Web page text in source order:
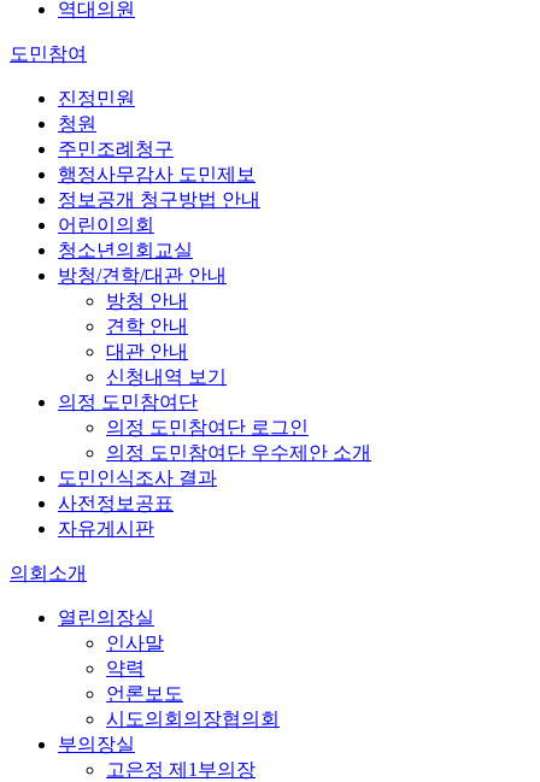
역대의원
도민참여
진정민원
청원
주민조례청구
행정사무감사 도민제보
정보공개 청구방법 안내
어린이의회
청소년의회교실
방청/견학/대관 안내
방청 안내
견학 안내
대관 안내
신청내역 보기
의정 도민참여단
의정 도민참여단 로그인
의정 도민참여단 우수제안 소개
도민인식조사 결과
사전정보공표
자유게시판
의회소개
열린의장실
인사말
약력
언론보도
시도의회의장협의회
부의장실
고은정 제1부의장